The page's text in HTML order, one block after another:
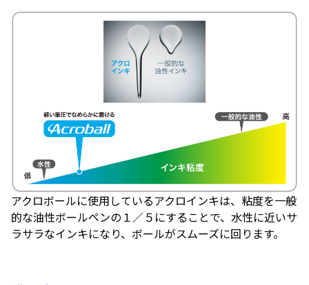
アクロボールに使用しているアクロインキは、粘度を一般
的な油性ボールペンの１／５にすることで、水性に近いサ
ラサラなインキになり、ボールがスムーズに回ります。